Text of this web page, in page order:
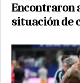
Encontraron
situación de